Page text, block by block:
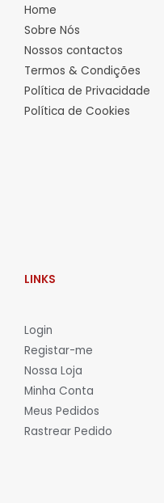
Home
Sobre Nós
Nossos contactos
Termos & Condições
Política de Privacidade
Política de Cookies
LINKS
Login
Registar-me
Nossa Loja
Minha Conta
Meus Pedidos
Rastrear Pedido